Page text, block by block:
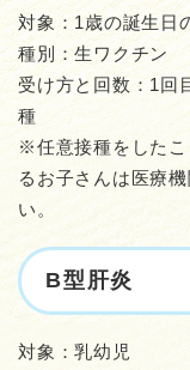
対象：1歳の誕生日
種別：生ワクチン
受け方と回数：1回
種
※任意接種をしたこ
るお子さんは医療
い。
B型肝炎
対象：乳幼児